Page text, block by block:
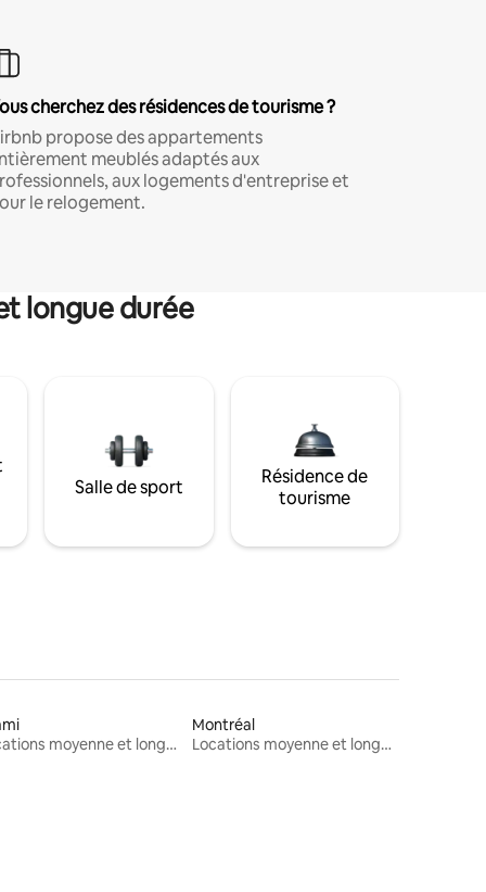
cherchez des résidences de tourisme ?
propose des appartements
meublés adaptés aux
aux logements d'entreprise et
le relogement.
longue durée
Salle de sport
Résidence de
tourisme
Locations moyenne et longue durée
Montréal
Locations moyenne et longue durée